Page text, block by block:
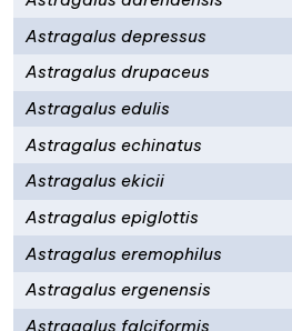
Astragalus depressus
Astragalus drupaceus
Astragalus edulis
Astragalus echinatus
Astragalus ekicii
Astragalus epiglottis
Astragalus eremophilus
Astragalus ergenensis
Astragalus falciformis